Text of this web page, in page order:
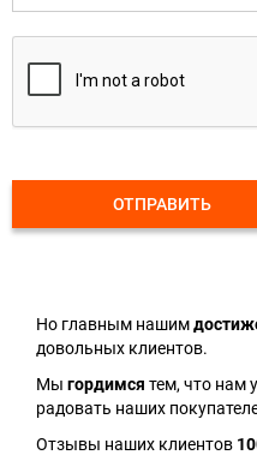
ОТПРАВИТЬ
Но главным нашим
довольных клиентов.
Мы гордимся тем, что нам
радовать наших
Отзывы наших клиентов